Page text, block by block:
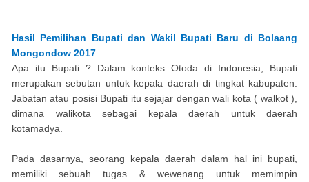
Hasil Pemilihan Bupati dan Wakil Bupati Baru di Bolaang
Mongondow 2017
Apa itu Bupati ? Dalam konteks Otoda di Indonesia, Bupati
merupakan sebutan untuk kepala daerah di tingkat kabupaten.
Jabatan atau posisi Bupati itu sejajar dengan wali kota ( walkot ),
dimana walikota sebagai kepala daerah untuk daerah
kotamadya.
Pada dasarnya, seorang kepala daerah dalam hal ini bupati,
memiliki sebuah tugas & wewenang untuk memimpin